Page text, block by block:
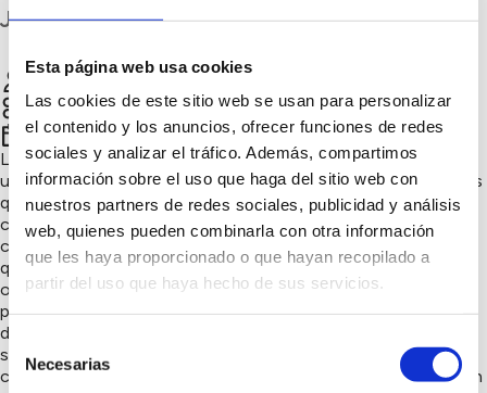
Esta página web usa cookies
Las cookies de este sitio web se usan para personalizar
el contenido y los anuncios, ofrecer funciones de redes
sociales y analizar el tráfico. Además, compartimos
información sobre el uso que haga del sitio web con
nuestros partners de redes sociales, publicidad y análisis
web, quienes pueden combinarla con otra información
que les haya proporcionado o que hayan recopilado a
partir del uso que haya hecho de sus servicios.
Selección
Necesarias
Jaén
Grupo Scout La Peña Martos
Sensibilización ambiental, Naturaleza y biodiversidad
1 ertrimestre 2026
Los miembros del Grupo Scout La Peña Martos asistimos a
una charla sobre el manejo adecuado de las pilas y aprendimos
que un gesto pequeño puede tener un gran impacto en el
cuidado del medio ambiente. Durante la actividad
comprendimos que las pilas son altamente contaminantes y
que nunca deben tirarse a la basura orgánica ni mezclarse con
otros residuos, ya que contienen sustancias tóxicas que
pueden filtrarse al suelo y al agua. Estas sustancias pueden
dañar las plantas, afectar a los animales e incluso perjudicar la
salud de las personas. También aprendimos que existen
contenedores especiales para pilas usadas que se encuentran